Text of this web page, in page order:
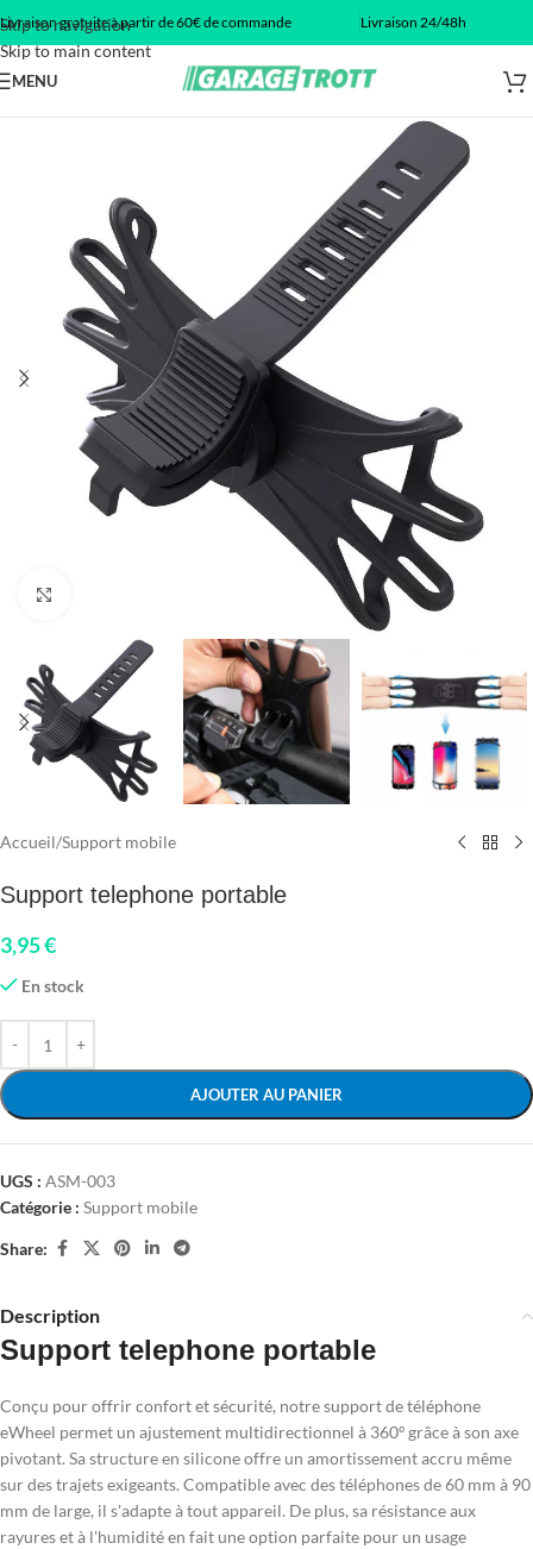
Skip to navigation
Skip to main content
Livraison gratuite à partir de 60€ de commande Livraison 24/48h
MENU
Accueil/Support mobile
Support telephone portable
3,95€
En stock
AJOUTER AU PANIER
UGS : ASM-003
Catégorie : Support mobile
Share:
Description
Support telephone portable
Conçu pour offrir confort et sécurité, notre support de téléphone
eWheel permet un ajustement multidirectionnel à 360º grâce à son axe
pivotant. Sa structure en silicone offre un amortissement accru même
sur des trajets exigeants. Compatible avec des téléphones de 60 mm à 90
mm de large, il s'adapte à tout appareil. De plus, sa résistance aux
rayures et à l'humidité en fait une option parfaite pour un usage